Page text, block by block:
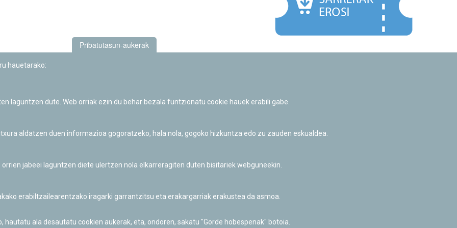
Informazio publikoa eskatzeko baimena
Pribatutasun-aukerak
hauetarako:
laguntzen dute. Web orriak ezin du behar bezala funtzionatu cookie hauek erabili gabe.
aldatzen duen informazioa gogoratzeko, hala nola, gogoko hizkuntza edo zu zauden eskualdea.
jabeei laguntzen diete ulertzen nola elkarreragiten duten bisitariek webguneekin.
erabiltzailearentzako iragarki garrantzitsu eta erakargarriak erakustea da asmoa.
ala desautatu cookien aukerak, eta, ondoren, sakatu "Gorde hobespenak" botoia.